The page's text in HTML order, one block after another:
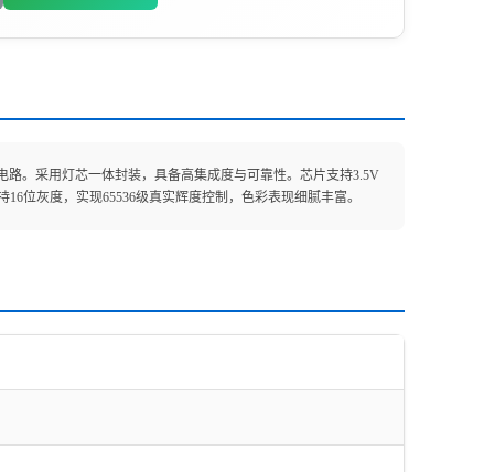
。采用灯芯一体封装，具备高集成度与可靠性。芯片支持3.5V
位灰度，实现65536级真实辉度控制，色彩表现细腻丰富。